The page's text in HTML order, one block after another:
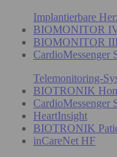
Implantierbare
BIOMONITOR
BIOMONITOR
CardioMessenger
Telemonitoring-
BIOTRONIK
CardioMessenger
HeartInsight
BIOTRONIK
inCareNet HF